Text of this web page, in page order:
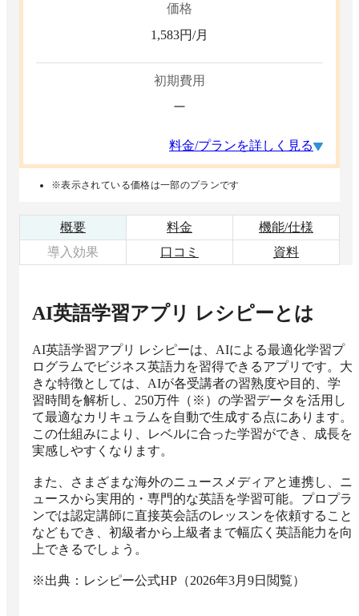
価格
1,583円/月
初期費用
ー
料金/プランを詳しく見る
※表示されている価格は一部のプランです
概要 料金
機能/仕様
導入効果
口コミ 資料
AI英語学習アプリ レシピーとは
AI英語学習アプリ レシピーは、AIによる最適化学習プ
ログラムでビジネス英語力を習得できるアプリです。大
きな特徴としては、AIが各受講者の習熟度や目的、学
習時間を解析し、250万件（※）の学習データを活用し
て最適なカリキュラムを自動で生成する点にあります。
この仕組みにより、レベルに合った学習ができ、成長を
実感しやすくなります。
また、さまざまな海外のニュースメディアと連携し、ニ
ュースから実用的・専門的な英語を学習可能。プロプラ
ンでは認定講師に直接英会話のレッスンを依頼すること
などもでき、初級者から上級者まで幅広く英語能力を向
上できるでしょう。
※出典：レシピー公式HP（2026年3月9日閲覧）